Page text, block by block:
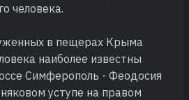
человека.
в пещерах Крыма
наиболее известны
Симферополь - Феодосия
уступе на правом